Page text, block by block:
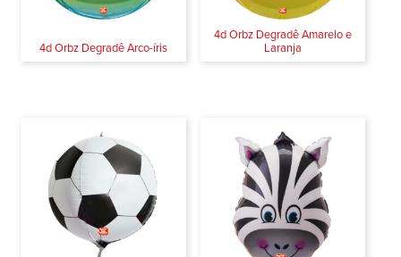
4d Orbz Degradê Arco-íris
4d Orbz Degradê Amarelo e
Laranja